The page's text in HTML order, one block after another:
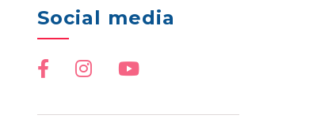
Social media